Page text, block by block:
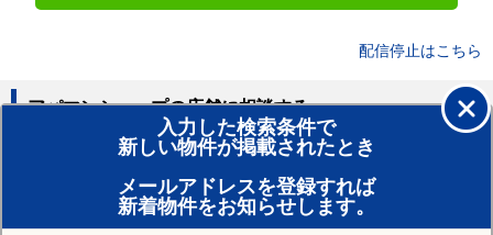
配信停止はこちら
入力した検索条件で
新しい物件が掲載されたとき
メールアドレスを登録すれば
新着物件をお知らせします。
アパマンショップの店舗に相談する
賃貸のプロがお部屋探し！
おまかせ物件リクエスト